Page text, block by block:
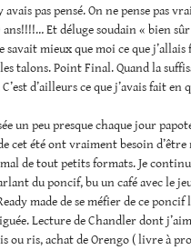
avais pas pensé. On ne pense pas
Et déluge soudain « bien
savait mieux que moi ce que
talons. Point Final. Quand la
d’ailleurs ce que j’avais fait
un peu presque chaque jour
cet été ont vraiment besoin
de tout petits formats. Je
du poncif, bu un café avec le
made de se méfier de ce poncif
Lecture de Chandler dont
ou ris, achat de Orengo ( livre à